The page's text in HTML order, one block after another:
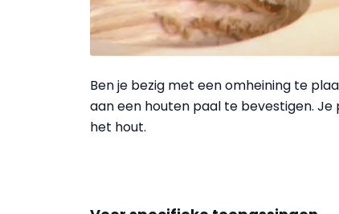
Ben je bezig met een omheining te
aan een houten paal te bevestigen.
het hout.